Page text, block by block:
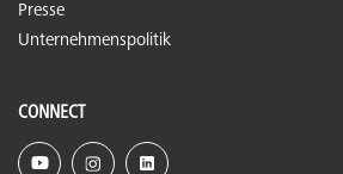
Presse
Unternehmenspolitik
CONNECT